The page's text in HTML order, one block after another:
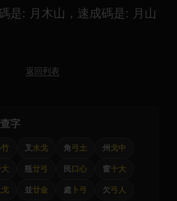
是: 月木山，速成碼是: 月山
返回列表
字
叉 水戈 角弓土 州 戈中
瓶廿弓 民口心 窗十大
戈 並廿金 處 卜弓 欠弓人